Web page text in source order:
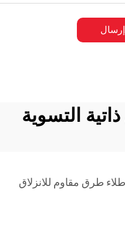
إرسال
التسوية
طلاء طرق مقاوم للانزلاق